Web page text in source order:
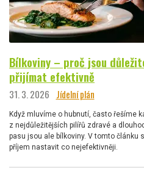
Bílkoviny – proč jsou
přijímat efektivně
31. 3. 2026 Jídelní plán
Když mluvíme o hubnutí, často řešíme
z nejdůležitějších pilířů zdravé a
pasu jsou ale bílkoviny. V tomto článku
příjem nastavit co nejefektivněji.